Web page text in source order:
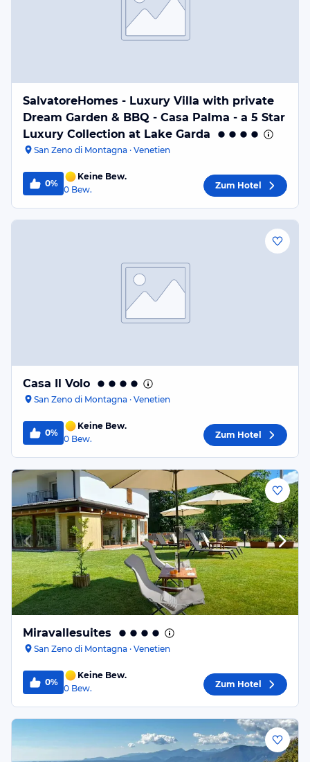
SalvatoreHomes - Luxury Villa with private
Dream Garden & BBQ - Casa Palma - a 5 Star
Luxury Collection at Lake Garda
San Zeno di Montagna · Venetien
0%
Keine Bew.
0 Bew. Zum Hotel
Casa Il Volo
San Zeno di Montagna · Venetien
0%
Keine Bew.
0 Bew. Zum Hotel
Miravallesuites
San Zeno di Montagna · Venetien
0%
Keine Bew.
0 Bew. Zum Hotel